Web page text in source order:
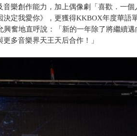
樂創作能力，加上偶像劇「喜歡．一個
定我愛你》，更獲得KKBOX年度華語
興奮地直呼說：「新的一年除了將繼續邁
多音樂界天王天后合作！」